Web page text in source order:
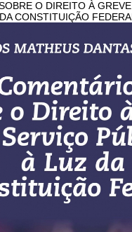
O DIREITO À
CONSTITUIÇÃO